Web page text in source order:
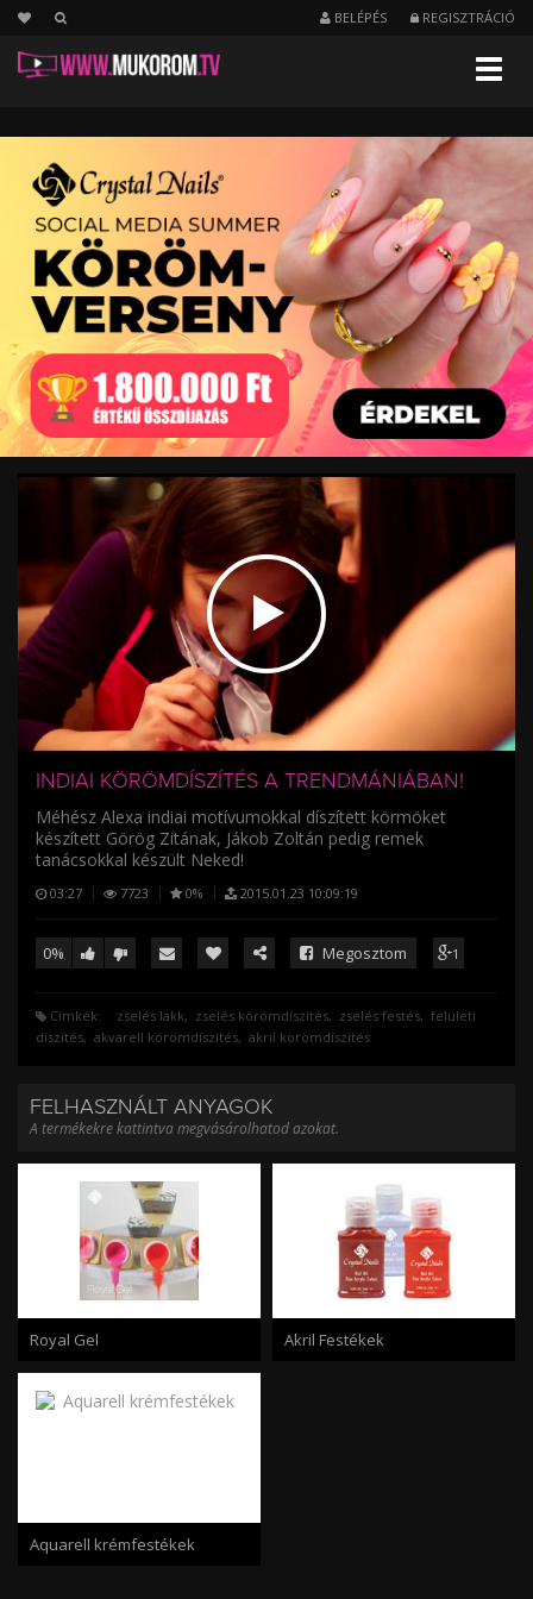
BELÉPÉS REGISZTRÁCIÓ
Menu
Indiai
a
Trendmániában!
INDIAI KÖRÖMDÍSZÍTÉS A TRENDMÁNIÁBAN!
Méhész Alexa indiai motívumokkal díszített körmöket
készített Görög Zitának, Jákob Zoltán pedig remek
tanácsokkal készült Neked!
03:27 7723 0% 2015.01.23 10:09:19
0% Megosztom 1
Címkék: zselés lakk zselés körömdíszítés zselés festés felületi
díszítés akvarell körömdíszítés akril körömdíszítés
FELHASZNÁLT ANYAGOK
A termékekre kattintva megvásárolhatod azokat.
Royal Gel Akril Festékek
Aquarell krémfestékek